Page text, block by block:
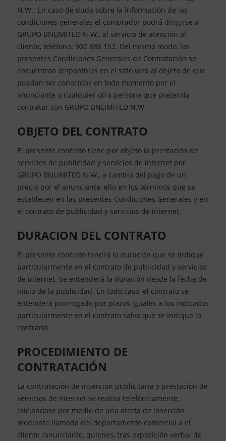
N.W.. En caso de duda sobre la información de las
condiciones generales el comprador podrá dirigirse a
GRUPO BNLIMITED N.W., al servicio de atención al
cliente, teléfono: 902 886 152. Del mismo modo, las
presentes Condiciones Generales de Contratación se
encuentran disponibles en el sitio web al objeto de que
puedan ser conocidas en todo momento por el
anunciante o cualquier otra persona que pretenda
contratar con GRUPO BNLIMITED N.W.
OBJETO DEL CONTRATO
El presente contrato tiene por objeto la prestación de
servicios de publicidad y servicios de internet por
GRUPO BNLIMITED N.W., a cambio del pago de un
precio por el anunciante, ello en los términos que se
establecen en las presentes Condiciones Generales y en
el contrato de publicidad y servicios de internet.
DURACION DEL CONTRATO
El presente contrato tendrá la duración que se indique
particularmente en el contrato de publicidad y servicios
de internet. Se entenderá la duración desde la fecha de
inicio de la publicidad. En todo caso, el contrato se
entenderá prorrogado por plazos iguales a los indicados
particularmente en el contrato salvo que se indique lo
contrario.
PROCEDIMIENTO DE
CONTRATACIÓN
La contratación de inserción publicitaria y prestación de
servicios de internet se realiza telefónicamente,
iniciándose por medio de una oferta de inserción
mediante llamada del departamento comercial a el
cliente /anunciante, quienes, tras exposición verbal de